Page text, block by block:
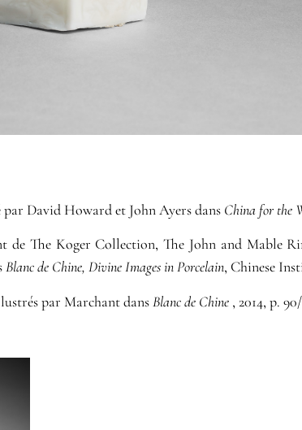
David Howard et John Ayers dans China for the
de The Koger Collection, The John and Mable
Blanc de Chine, Divine Images in Porcelain, Chinese
par Marchant dansBlanc de Chine , 2014, p.